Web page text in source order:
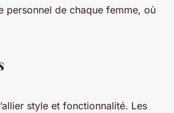
personnel de chaque femme, où
style et fonctionnalité. Les